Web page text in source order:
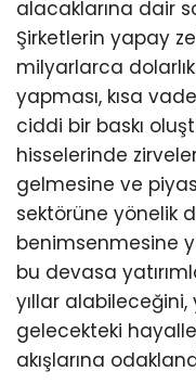
alacaklarına dair
Şirketlerin yapay
milyarlarca
yapması, kısa
ciddi bir baskı
hisselerinde
gelmesine ve
sektörüne yönelik
benimsenmesine
bu devasa
yıllar alabileceğini,
gelecekteki
akışlarına